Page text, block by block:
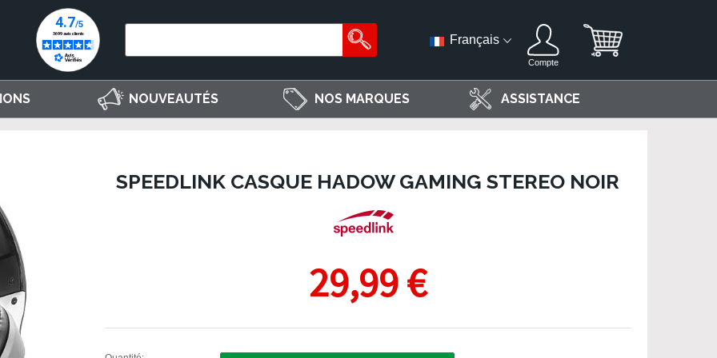
Français
Compte
NOUVEAUTÉS NOS MARQUES ASSISTANCE
SPEEDLINK CASQUE HADOW GAMING STEREO NOIR
29,99 €